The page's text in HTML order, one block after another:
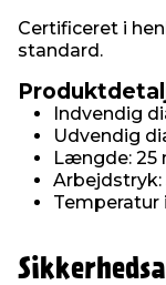
Certificeret i
standard.
Indvendig
Udvendig
Længde: 25
Arbejdstryk:
Temperatur